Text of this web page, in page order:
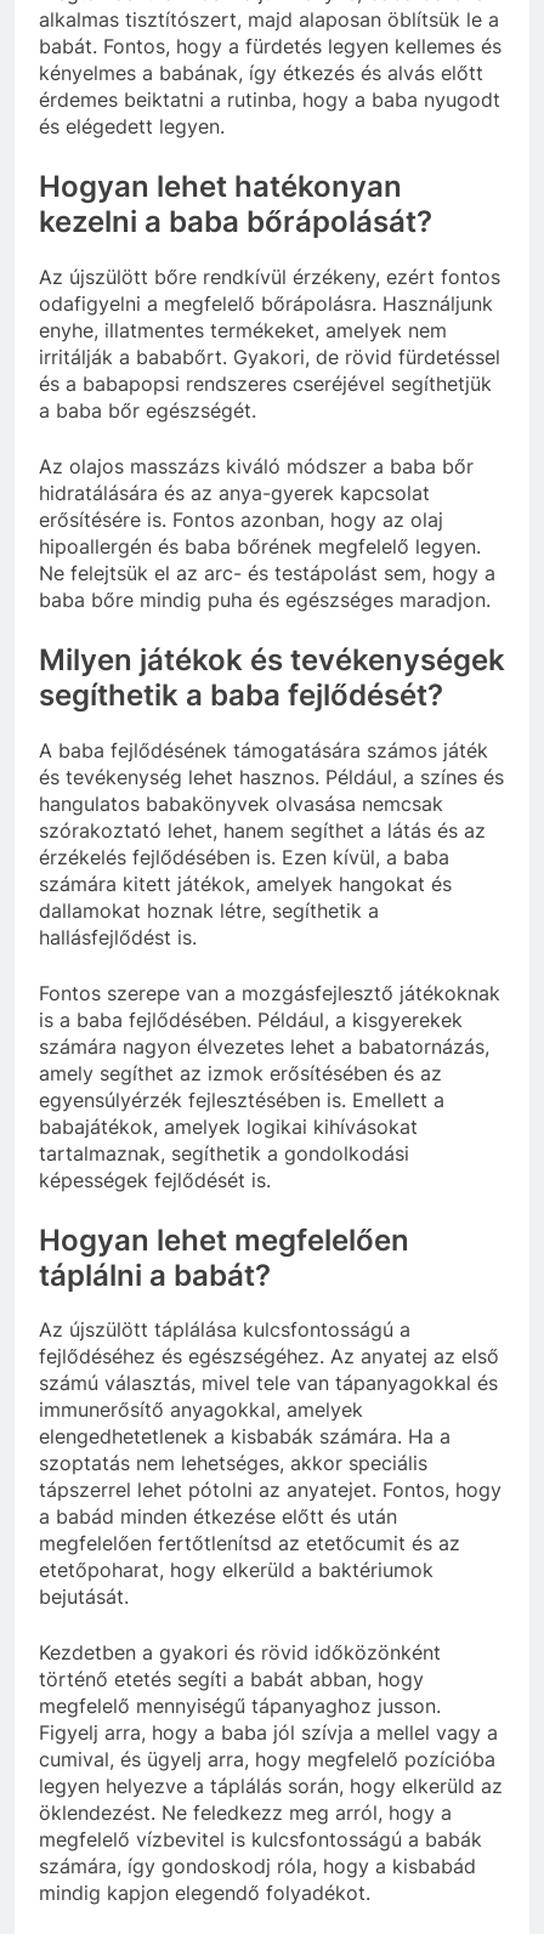
alkalmas tisztítószert, majd alaposan öblítsük le a
babát. Fontos, hogy a fürdetés legyen kellemes és
kényelmes a babának, így étkezés és alvás előtt
érdemes beiktatni a rutinba, hogy a baba nyugodt
és elégedett legyen.
Hogyan lehet hatékonyan
kezelni a baba bőrápolását?
Az újszülött bőre rendkívül érzékeny, ezért fontos
odafigyelni a megfelelő bőrápolásra. Használjunk
enyhe, illatmentes termékeket, amelyek nem
irritálják a bababőrt. Gyakori, de rövid fürdetéssel
és a babapopsi rendszeres cseréjével segíthetjük
a baba bőr egészségét.
Az olajos masszázs kiváló módszer a baba bőr
hidratálására és az anya-gyerek kapcsolat
erősítésére is. Fontos azonban, hogy az olaj
hipoallergén és baba bőrének megfelelő legyen.
Ne felejtsük el az arc- és testápolást sem, hogy a
baba bőre mindig puha és egészséges maradjon.
Milyen játékok és tevékenységek
segíthetik a baba fejlődését?
A baba fejlődésének támogatására számos játék
és tevékenység lehet hasznos. Például, a színes és
hangulatos babakönyvek olvasása nemcsak
szórakoztató lehet, hanem segíthet a látás és az
érzékelés fejlődésében is. Ezen kívül, a baba
számára kitett játékok, amelyek hangokat és
dallamokat hoznak létre, segíthetik a
hallásfejlődést is.
Fontos szerepe van a mozgásfejlesztő játékoknak
is a baba fejlődésében. Például, a kisgyerekek
számára nagyon élvezetes lehet a babatornázás,
amely segíthet az izmok erősítésében és az
egyensúlyérzék fejlesztésében is. Emellett a
babajátékok, amelyek logikai kihívásokat
tartalmaznak, segíthetik a gondolkodási
képességek fejlődését is.
Hogyan lehet megfelelően
táplálni a babát?
Az újszülött táplálása kulcsfontosságú a
fejlődéséhez és egészségéhez. Az anyatej az első
számú választás, mivel tele van tápanyagokkal és
immunerősítő anyagokkal, amelyek
elengedhetetlenek a kisbabák számára. Ha a
szoptatás nem lehetséges, akkor speciális
tápszerrel lehet pótolni az anyatejet. Fontos, hogy
a babád minden étkezése előtt és után
megfelelően fertőtlenítsd az etetőcumit és az
etetőpoharat, hogy elkerüld a baktériumok
bejutását.
Kezdetben a gyakori és rövid időközönként
történő etetés segíti a babát abban, hogy
megfelelő mennyiségű tápanyaghoz jusson.
Figyelj arra, hogy a baba jól szívja a mellel vagy a
cumival, és ügyelj arra, hogy megfelelő pozícióba
legyen helyezve a táplálás során, hogy elkerüld az
öklendezést. Ne feledkezz meg arról, hogy a
megfelelő vízbevitel is kulcsfontosságú a babák
számára, így gondoskodj róla, hogy a kisbabád
mindig kapjon elegendő folyadékot.